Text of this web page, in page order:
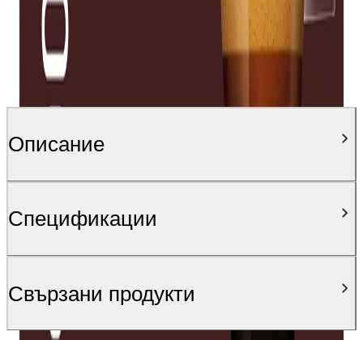
Описание
Спецификации
Свързани продукти